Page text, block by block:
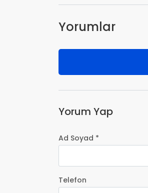
Yorumlar
Yorum Yap
Ad Soyad *
Telefon